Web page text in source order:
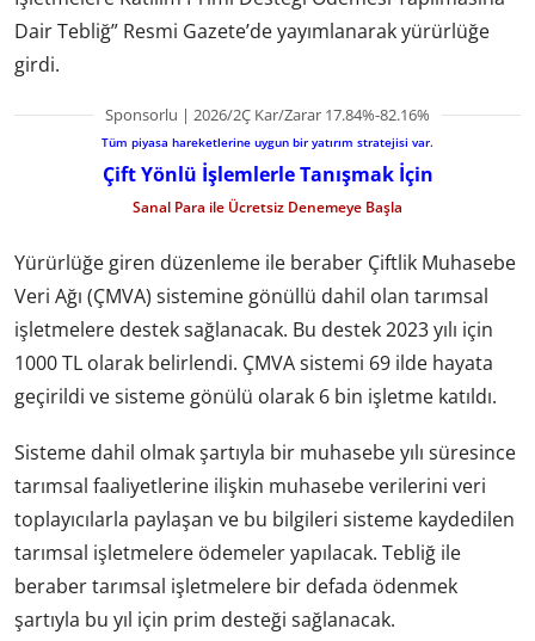
Dair Tebliğ” Resmi Gazete’de yayımlanarak yürürlüğe
girdi.
Sponsorlu | 2026/2Ç Kar/Zarar 17.84%-82.16%
Tüm piyasa hareketlerine uygun bir yatırım stratejisi var.
Çift Yönlü İşlemlerle Tanışmak İçin
Sanal Para ile Ücretsiz Denemeye Başla
Yürürlüğe giren düzenleme ile beraber Çiftlik Muhasebe
Veri Ağı (ÇMVA) sistemine gönüllü dahil olan tarımsal
işletmelere destek sağlanacak. Bu destek 2023 yılı için
1000 TL olarak belirlendi. ÇMVA sistemi 69 ilde hayata
geçirildi ve sisteme gönülü olarak 6 bin işletme katıldı.
Sisteme dahil olmak şartıyla bir muhasebe yılı süresince
tarımsal faaliyetlerine ilişkin muhasebe verilerini veri
toplayıcılarla paylaşan ve bu bilgileri sisteme kaydedilen
tarımsal işletmelere ödemeler yapılacak. Tebliğ ile
beraber tarımsal işletmelere bir defada ödenmek
şartıyla bu yıl için prim desteği sağlanacak.